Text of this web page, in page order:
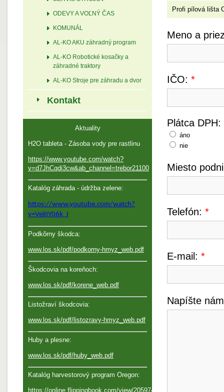
ODEVY A VOĽNÝ ČAS
KOMUNÁL
AL-KO AKU záhradný program
AL-KO Robotické kosačky a
záhradné traktory
AL-KO Stroje pre záhradu a dvor
Kontakt
Aktuality
H2O tableta - Zásoba vody pre rastlinu
https://www.youtube.com/watch?
v=d7JhCqdi3cw&ab_channel=trebor21100
Katalóg záhrada - údržba zelene:
https://www.youtube.com/watch?
v=VeiIIY06k_I
Podkôrny škodca:
www.los.sk/pdf/podkorny-hmyz_web.pdf
Škodcovia na koreňoch:
www.los.sk/pdf/korene_web.pdf
Listožraví škodcovia:
www.los.sk/pdf/listozravy-hmyz_web.pdf
Huby a plesne:
www.los.sk/pdf/huby_web.pdf
Katalóg harvestorový program Oregon:
https://online.flippingbook.com/view/205974/
Meno a
IČO: *
Plátca DPH:
áno
nie
Miesto
Telefón: *
E-mail: *
Napíšte